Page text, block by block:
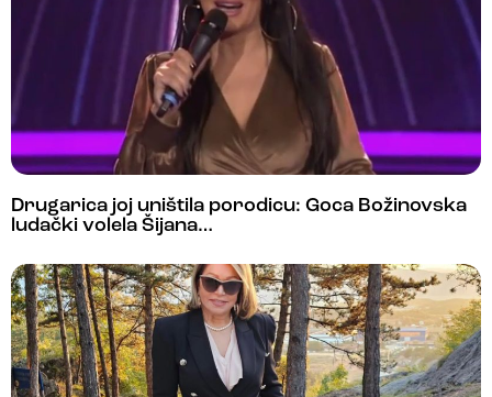
Drugarica joj uništila porodicu: Goca Božinovska
ludački volela Šijana…